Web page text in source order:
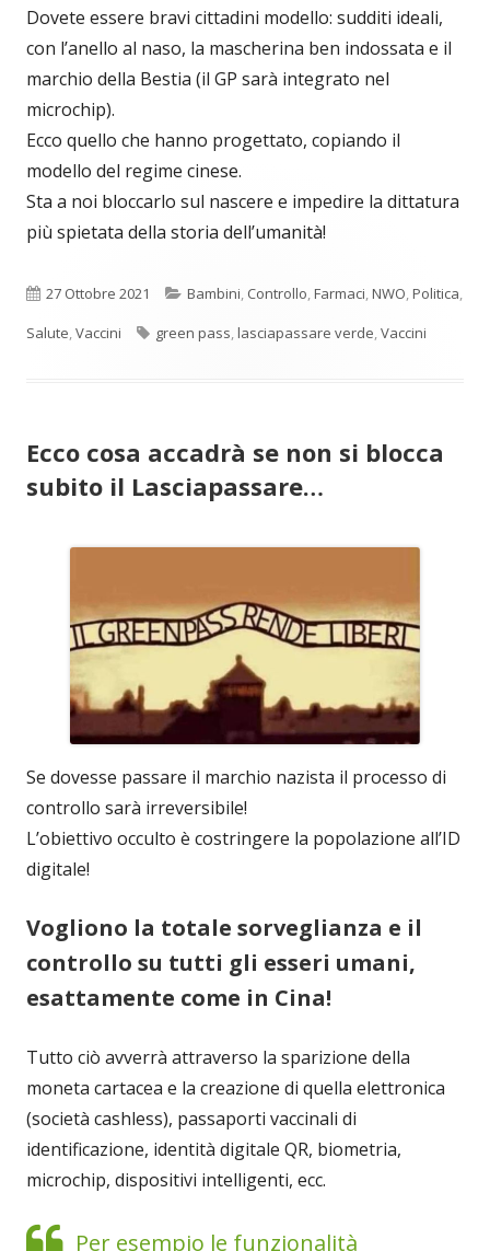
Dovete essere bravi cittadini modello: sudditi ideali,
con l’anello al naso, la mascherina ben indossata e il
marchio della Bestia (il GP sarà integrato nel
microchip).
Ecco quello che hanno progettato, copiando il
modello del regime cinese.
Sta a noi bloccarlo sul nascere e impedire la dittatura
più spietata della storia dell’umanità!
Pubblicato
27 Ottobre 2021 Categorie
Bambini, Controllo,Farmaci,NWO,Politica,
Salute,Vaccini Tag
green pass,lasciapassare verde,Vaccini
Ecco cosa accadrà se non si blocca
subito il Lasciapassare…
Se dovesse passare il marchio nazista il processo di
controllo sarà irreversibile!
L’obiettivo occulto è costringere la popolazione all’ID
digitale!
Vogliono la totale sorveglianza e il
controllo su tutti gli esseri umani,
esattamente come in Cina!
Tutto ciò avverrà attraverso la sparizione della
moneta cartacea e la creazione di quella elettronica
(società cashless), passaporti vaccinali di
identificazione, identità digitale QR, biometria,
microchip, dispositivi intelligenti, ecc.
Per esempio le funzionalità